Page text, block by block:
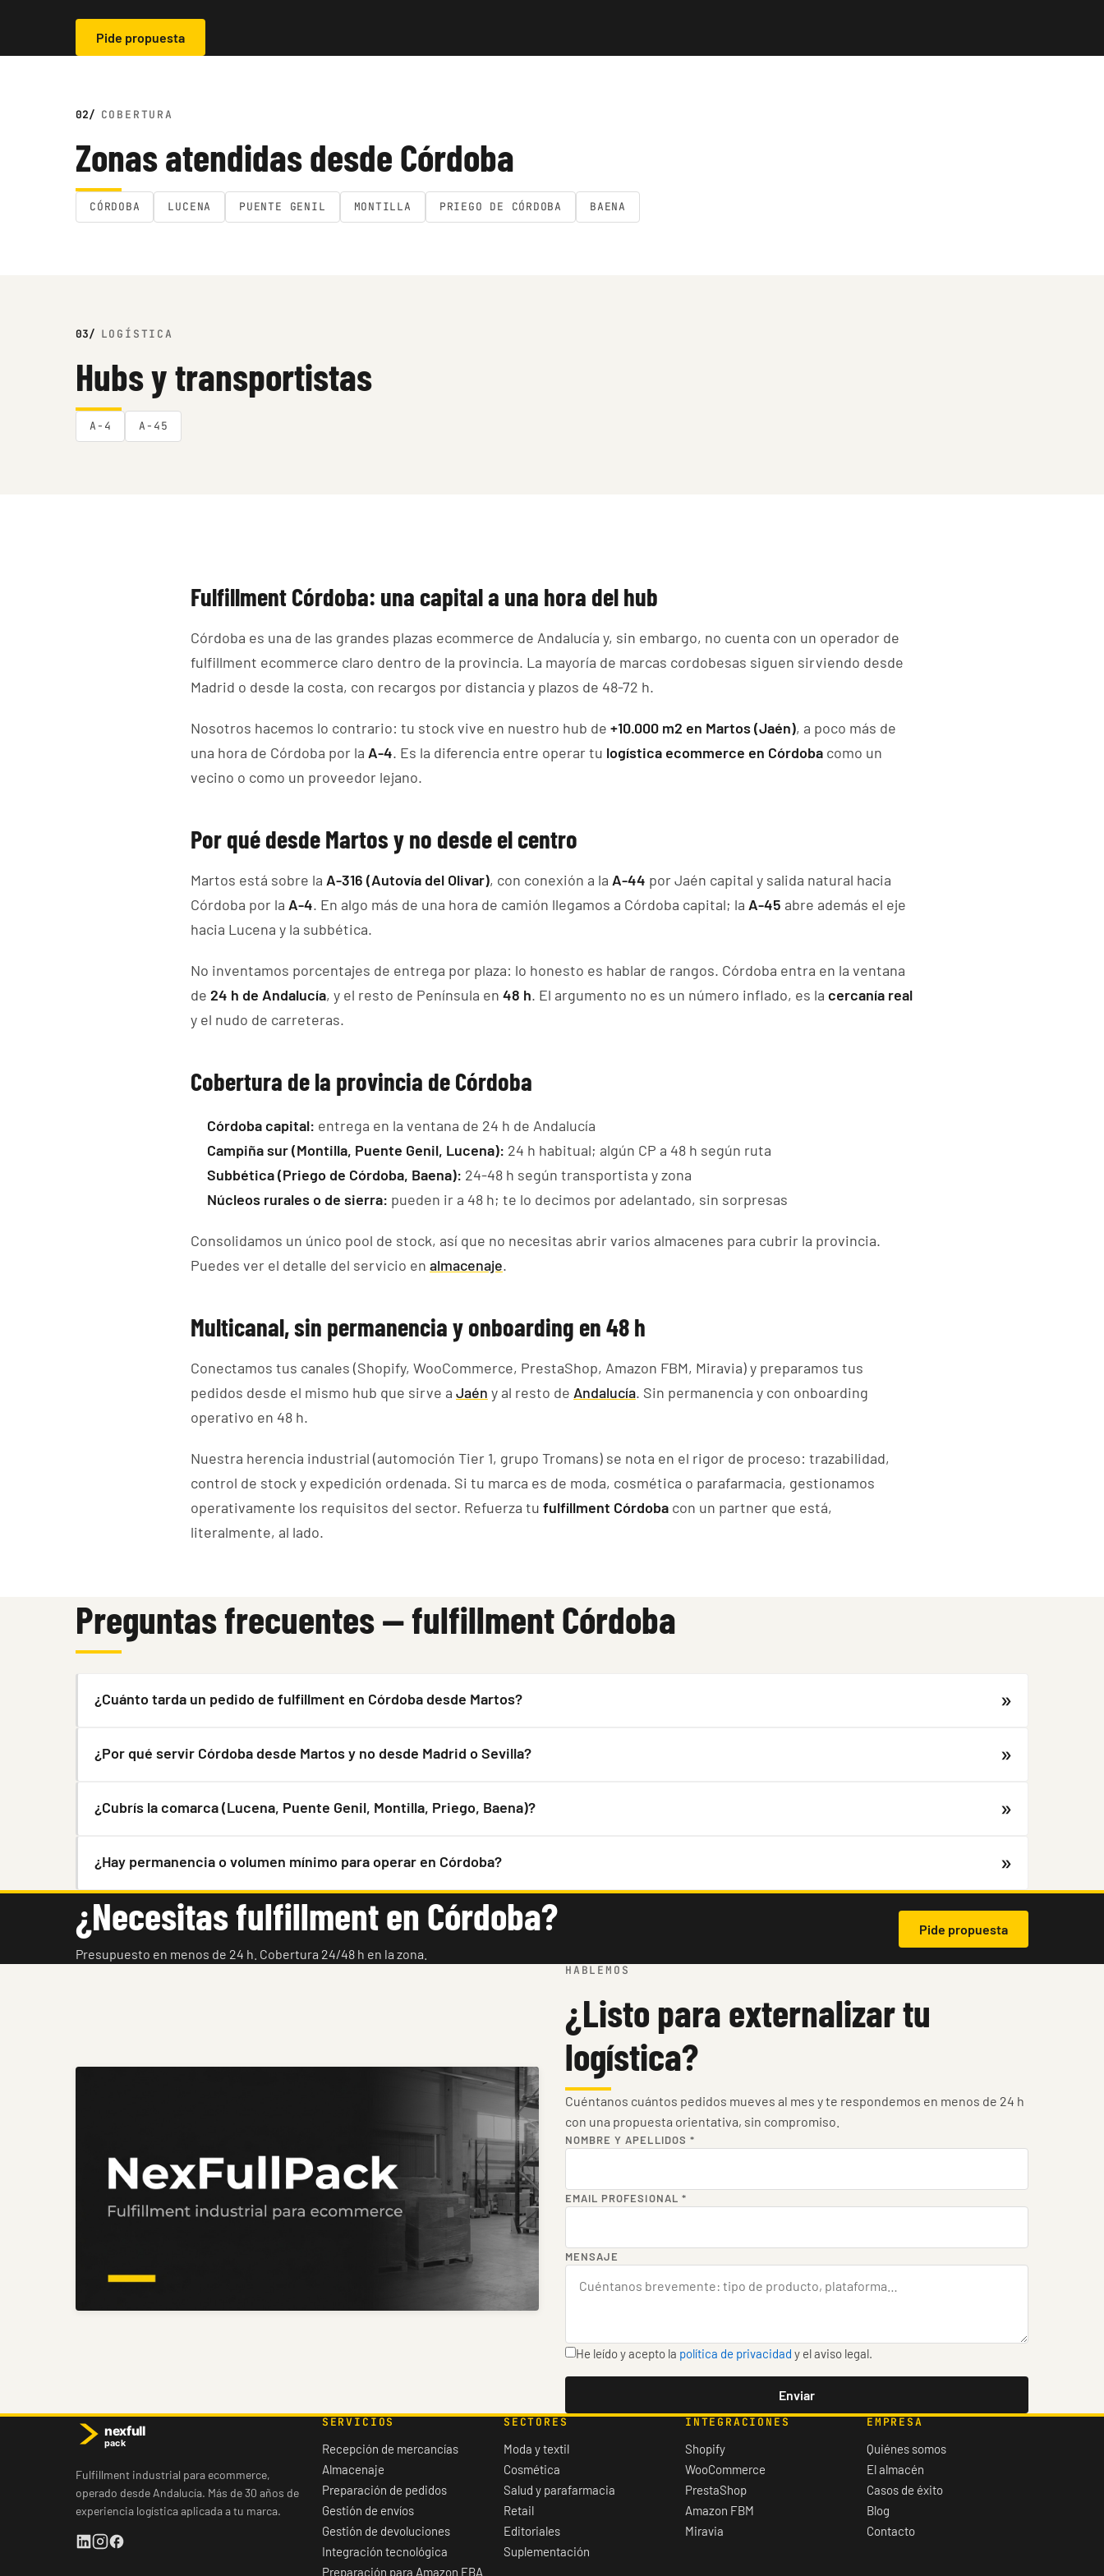
Pide propuesta
COBERTURA
Zonas atendidas desde Córdoba
CÓRDOBA LUCENA PUENTE GENIL MONTILLA PRIEGO DE CÓRDOBA BAENA
LOGÍSTICA
Hubs y transportistas
A-4 A-45
Fulfillment Córdoba: una capital a una hora del hub
Córdoba es una de las grandes plazas ecommerce de Andalucía y, sin embargo, no cuenta con un operador de
fulfillment ecommerce claro dentro de la provincia. La mayoría de marcas cordobesas siguen sirviendo desde
Madrid o desde la costa, con recargos por distancia y plazos de 48-72 h.
Nosotros hacemos lo contrario: tu stock vive en nuestro hub de +10.000 m2 en Martos (Jaén), a poco más de
una hora de Córdoba por la A-4. Es la diferencia entre operar tu logística ecommerce en Córdoba como un
vecino o como un proveedor lejano.
Por qué desde Martos y no desde el centro
Martos está sobre la A-316 (Autovía del Olivar), con conexión a la A-44 por Jaén capital y salida natural hacia
Córdoba por la A-4. En algo más de una hora de camión llegamos a Córdoba capital; la A-45 abre además el eje
hacia Lucena y la subbética.
No inventamos porcentajes de entrega por plaza: lo honesto es hablar de rangos. Córdoba entra en la ventana
de 24 h de Andalucía, y el resto de Península en 48 h. El argumento no es un número inflado, es la cercanía real
y el nudo de carreteras.
Cobertura de la provincia de Córdoba
Córdoba capital: entrega en la ventana de 24 h de Andalucía
Campiña sur (Montilla, Puente Genil, Lucena): 24 h habitual; algún CP a 48 h según ruta
Subbética (Priego de Córdoba, Baena): 24-48 h según transportista y zona
Núcleos rurales o de sierra: pueden ir a 48 h; te lo decimos por adelantado, sin sorpresas
Consolidamos un único pool de stock, así que no necesitas abrir varios almacenes para cubrir la provincia.
Puedes ver el detalle del servicio en almacenaje.
Multicanal, sin permanencia y onboarding en 48 h
Conectamos tus canales (Shopify, WooCommerce, PrestaShop, Amazon FBM, Miravia) y preparamos tus
pedidos desde el mismo hub que sirve a Jaén y al resto de Andalucía. Sin permanencia y con onboarding
operativo en 48 h.
Nuestra herencia industrial (automoción Tier 1, grupo Tromans) se nota en el rigor de proceso: trazabilidad,
control de stock y expedición ordenada. Si tu marca es de moda, cosmética o parafarmacia, gestionamos
operativamente los requisitos del sector. Refuerza tu fulfillment Córdoba con un partner que está,
literalmente, al lado.
Preguntas frecuentes — fulfillment Córdoba
¿Cuánto tarda un pedido de fulfillment en Córdoba desde Martos?
¿Por qué servir Córdoba desde Martos y no desde Madrid o Sevilla?
¿Cubrís la comarca (Lucena, Puente Genil, Montilla, Priego, Baena)?
¿Hay permanencia o volumen mínimo para operar en Córdoba?
¿Necesitas fulfillment en Córdoba?
Presupuesto en menos de 24 h. Cobertura 24/48 h en la zona.
Pide propuesta
HABLEMOS
¿Listo para externalizar tu
logística?
Cuéntanos cuántos pedidos mueves al mes y te respondemos en menos de 24 h
con una propuesta orientativa, sin compromiso.
NOMBRE Y APELLIDOS *
EMAIL PROFESIONAL *
MENSAJE
He leído y acepto la política de privacidad y el aviso legal.
Enviar
Fulfillment industrial para ecommerce,
operado desde Andalucía. Más de 30 años de
experiencia logística aplicada a tu marca.
SERVICIOS
Recepción de mercancías
Almacenaje
Preparación de pedidos
Gestión de envíos
Gestión de devoluciones
Integración tecnológica
Preparación para Amazon FBA
SECTORES
Moda y textil
Cosmética
Salud y parafarmacia
Retail
Editoriales
Suplementación
INTEGRACIONES
Shopify
WooCommerce
PrestaShop
Amazon FBM
Miravia
EMPRESA
Quiénes somos
El almacén
Casos de éxito
Blog
Contacto